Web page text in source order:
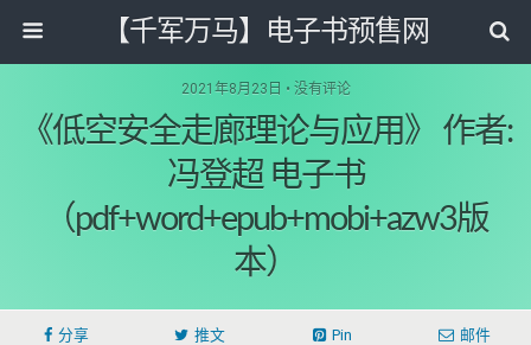
【千军万马】电子书预售网
2021年8月23日 • 没有评论
《低空安全走廊理论与应用》 作者:
冯登超 电子书
（pdf+word+epub+mobi+azw3版
本）
分享 推文 Pin 邮件